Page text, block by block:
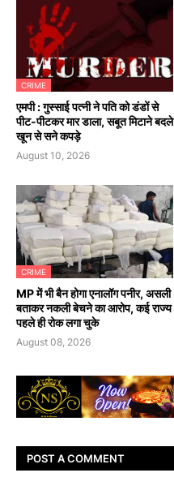
CRIME
एमपी : गुस्साई पत्नी ने पति को डंडों से
पीट-पीटकर मार डाला, सबूत मिटाने बदले
खून से सने कपड़े
August 10, 2026
CRIME
MP में भी बैन होगा एनालॉग पनीर, असली
बताकर नकली बेचने का आरोप, कई राज्य
पहले ही रोक लगा चुके
August 08, 2026
POST A COMMENT